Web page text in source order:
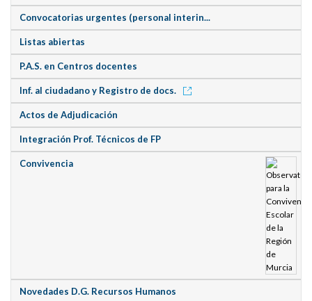
Convocatorias urgentes (personal interin...
Listas abiertas
P.A.S. en Centros docentes
Inf. al ciudadano y Registro de docs.
Actos de Adjudicación
Integración Prof. Técnicos de FP
Convivencia
Novedades D.G. Recursos Humanos